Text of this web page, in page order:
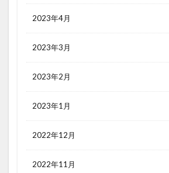
2023年4月
2023年3月
2023年2月
2023年1月
2022年12月
2022年11月